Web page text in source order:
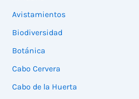
Avistamientos
Biodiversidad
Botánica
Cabo Cervera
Cabo de la Huerta